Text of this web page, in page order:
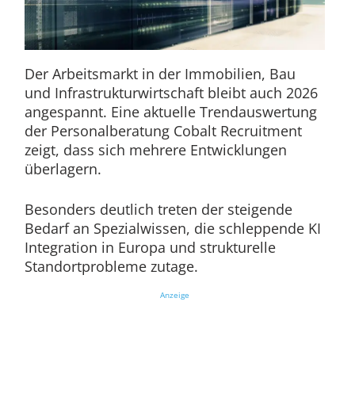
Der Arbeitsmarkt in der Immobilien, Bau
und Infrastrukturwirtschaft bleibt auch 2026
angespannt. Eine aktuelle Trendauswertung
der Personalberatung Cobalt Recruitment
zeigt, dass sich mehrere Entwicklungen
überlagern.
Besonders deutlich treten der steigende
Bedarf an Spezialwissen, die schleppende KI
Integration in Europa und strukturelle
Standortprobleme zutage.
Anzeige